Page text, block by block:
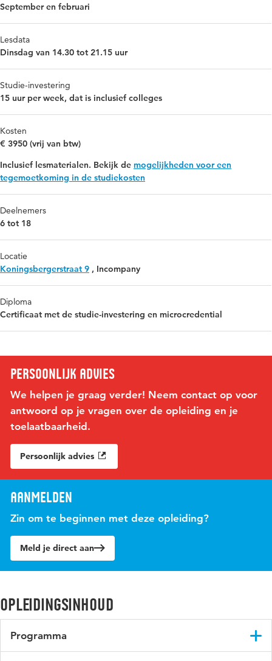
September en februari
Lesdata
Dinsdag van 14.30 tot 21.15 uur
Studie-investering
15 uur per week, dat is inclusief colleges
Kosten
€ 3950 (vrij van btw)
Inclusief lesmaterialen. Bekijk de mogelijkheden voor een
tegemoetkoming in de studiekosten
Deelnemers
6 tot 18
Locatie
Koningsbergerstraat 9 , Incompany
Diploma
Certificaat met de studie-investering en microcredential
Persoonlijk advies
We helpen je graag verder! Neem contact op voor
antwoord op je vragen over de opleiding en je
toelaatbaarheid.
Persoonlijk advies
Aanmelden
Zin om te beginnen met deze opleiding?
Meld je direct aan
Opleidingsinhoud
Programma